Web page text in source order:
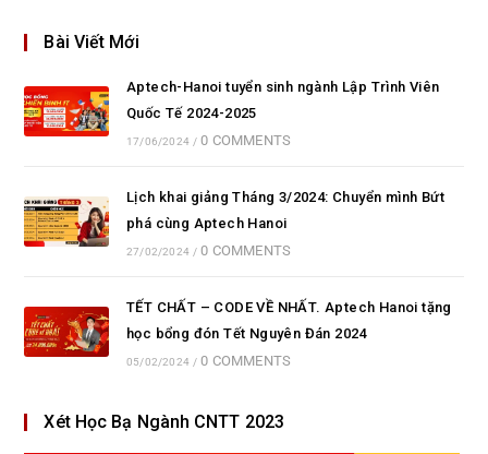
Bài Viết Mới
Aptech-Hanoi tuyển sinh ngành Lập Trình Viên
Quốc Tế 2024-2025
17/06/2024 / 0 COMMENTS
Lịch khai giảng Tháng 3/2024: Chuyển mình Bứt
phá cùng Aptech Hanoi
27/02/2024 / 0 COMMENTS
TẾT CHẤT – CODE VỀ NHẤT. Aptech Hanoi tặng
học bổng đón Tết Nguyên Đán 2024
05/02/2024 / 0 COMMENTS
Xét Học Bạ Ngành CNTT 2023